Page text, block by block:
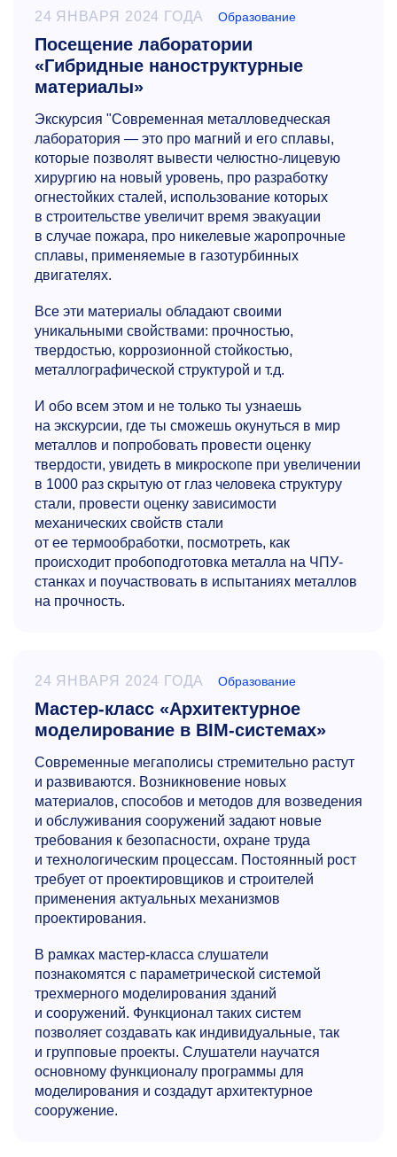
24 ЯНВАРЯ 2024 ГОДА Образование
Посещение лаборатории
«Гибридные наноструктурные
материалы»
Экскурсия "Современная металловедческая
лаборатория — это про магний и его сплавы,
которые позволят вывести челюстно-лицевую
хирургию на новый уровень, про разработку
огнестойких сталей, использование которых
в строительстве увеличит время эвакуации
в случае пожара, про никелевые жаропрочные
сплавы, применяемые в газотурбинных
двигателях.
Все эти материалы обладают своими
уникальными свойствами: прочностью,
твердостью, коррозионной стойкостью,
металлографической структурой и т.д.
И обо всем этом и не только ты узнаешь
на экскурсии, где ты сможешь окунуться в мир
металлов и попробовать провести оценку
твердости, увидеть в микроскопе при увеличении
в 1000 раз скрытую от глаз человека структуру
стали, провести оценку зависимости
механических свойств стали
от ее термообработки, посмотреть, как
происходит пробоподготовка металла на ЧПУ-
станках и поучаствовать в испытаниях металлов
на прочность.
24 ЯНВАРЯ 2024 ГОДА Образование
Мастер-класс «Архитектурное
моделирование в BIM-системах»
Современные мегаполисы стремительно растут
и развиваются. Возникновение новых
материалов, способов и методов для возведения
и обслуживания сооружений задают новые
требования к безопасности, охране труда
и технологическим процессам. Постоянный рост
требует от проектировщиков и строителей
применения актуальных механизмов
проектирования.
В рамках мастер-класса слушатели
познакомятся с параметрической системой
трехмерного моделирования зданий
и сооружений. Функционал таких систем
позволяет создавать как индивидуальные, так
и групповые проекты. Слушатели научатся
основному функционалу программы для
моделирования и создадут архитектурное
сооружение.